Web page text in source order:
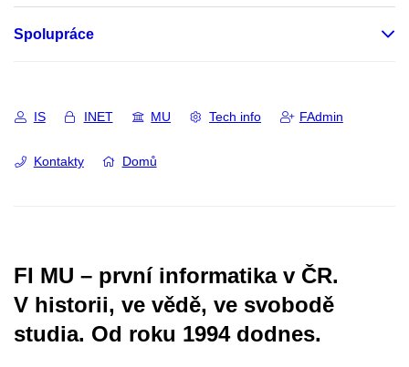
Spolupráce
IS INET MU Tech info FAdmin
Kontakty Domů
FI MU – první informatika v ČR.
V historii, ve vědě, ve svobodě
studia. Od roku 1994 dodnes.